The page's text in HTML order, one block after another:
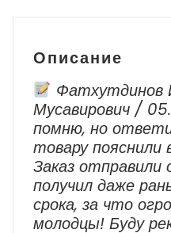
г.в.
Описание
Мусавирович /
помню, но
товару пояснили
Заказ отправили
получил даже
срока, за что
молодцы! Буду